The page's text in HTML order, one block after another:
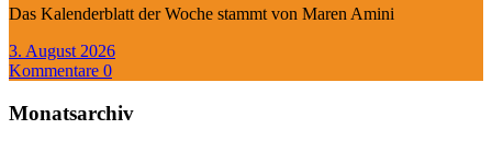
Das Kalenderblatt der Woche stammt von Maren Amini
3. August 2026
Kommentare 0
Monatsarchiv